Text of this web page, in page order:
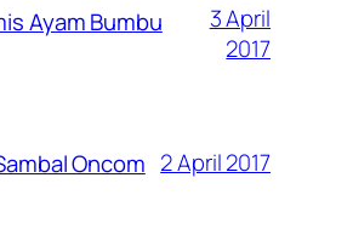
Ayam Bumbu
3 April
2017
Oncom 2 April 2017